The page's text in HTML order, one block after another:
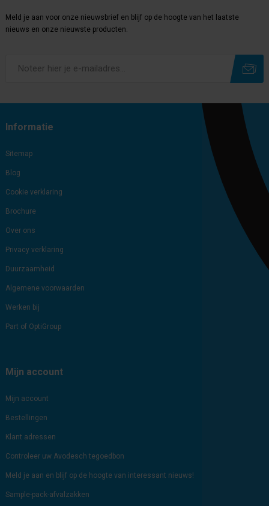
Meld je aan voor onze nieuwsbrief en blijf op de hoogte van het laatste
nieuws en onze nieuwste producten.
Informatie
Sitemap
Blog
Cookie verklaring
Brochure
Over ons
Privacy verklaring
Duurzaamheid
Algemene voorwaarden
Werken bij
Part of OptiGroup
Mijn account
Mijn account
Bestellingen
Klant adressen
Controleer uw Avodesch tegoedbon
Meld je aan en blijf op de hoogte van interessant nieuws!
Sample-pack-afvalzakken